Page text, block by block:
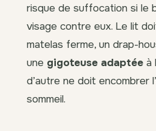
risque de suffocation si le
visage contre eux. Le lit
matelas ferme, un drap-
une gigoteuse adaptée à
d’autre ne doit encombrer
sommeil.